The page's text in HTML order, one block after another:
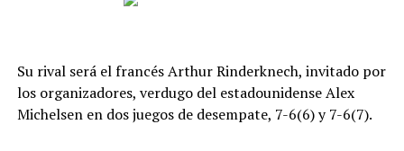
Su rival será el francés Arthur Rinderknech, invitado por
los organizadores, verdugo del estadounidense Alex
Michelsen en dos juegos de desempate, 7-6(6) y 7-6(7).